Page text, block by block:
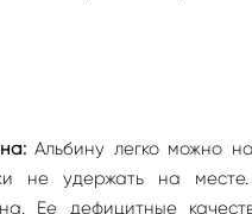
Альбину легко можно
не удержать на
Ее дефицитные